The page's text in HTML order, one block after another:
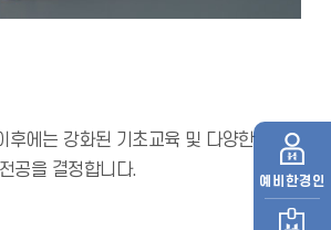
예비 한경인
후에는 강화된 기초교육 및 다양한
공을 결정합니다.